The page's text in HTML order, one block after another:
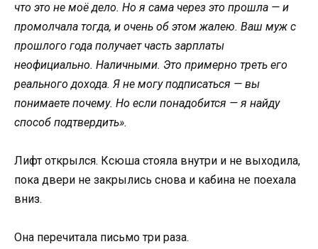
что это не моё дело. Но я сама через это прошла — и
промолчала тогда, и очень об этом жалею. Ваш муж с
прошлого года получает часть зарплаты
неофициально. Наличными. Это примерно треть его
реального дохода. Я не могу подписаться — вы
понимаете почему. Но если понадобится — я найду
способ подтвердить».
Лифт открылся. Ксюша стояла внутри и не выходила,
пока двери не закрылись снова и кабина не поехала
вниз.
Она перечитала письмо три раза.